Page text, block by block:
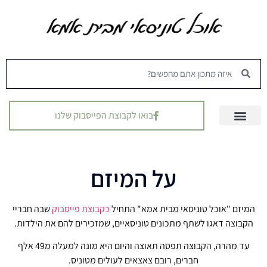
בואו לקבוצת הפייסבוק שלנו
על המיזם
המיזם "אוכל טוניסאי מבית אמא" התחילכקבוצת פייסבוקשבה חבריי
הקבוצה דאגו לשתף מתכונים טוניסאיים, שמזכירים להם את הילדות.
עד מהרה, הקבוצה תפסה תאוצה והיום היא מונה למעלה מ49 אלף
חברים, רובם צאצאים לעולים מטוניס.